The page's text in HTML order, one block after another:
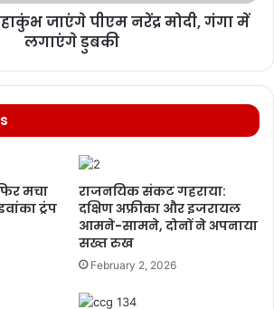
जाएंगे पीएम नरेंद्र मोदी, गंगा में
लगाएंगे डुबकी
मचा
ट्रंप
राजनयिक संकट गहराया:
दक्षिण अफ्रीका और इजरायल
आमने-सामने, दोनों ने अपनाया
सख्त रुख
February 2, 2026